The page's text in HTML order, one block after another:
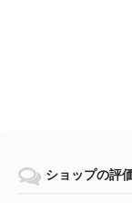
ショップの評